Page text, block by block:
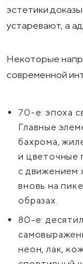
эстетики
устаревают, а
Некоторые
современной
70-е: эпоха
Главные
бахрома,
и цветочные
с движением
вновь на
образах.
80-е:
неон, лак,